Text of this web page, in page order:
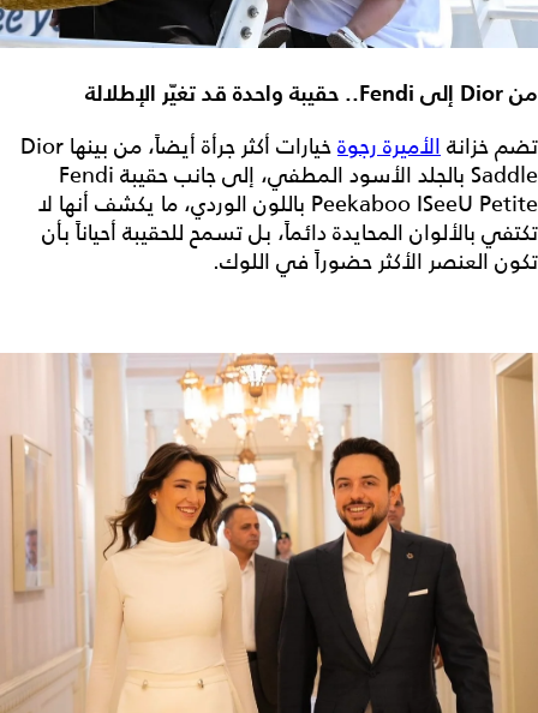
من Dior إلى Fendi.. حقيبة واحدة قد تغيّر الإطلالة
تضم خزانةالأميرة رجوة
خيارات أكثر جرأة أيضاً، من بينها Dior
Saddle بالجلد الأسود المطفي، إلى جانب حقيبة Fendi
Peekaboo ISeeU Petite باللون الوردي، ما يكشف أنها لا
تكتفي بالألوان المحايدة دائماً، بل تسمح للحقيبة أحياناً بأن
تكون العنصر الأكثر حضوراً في اللوك.